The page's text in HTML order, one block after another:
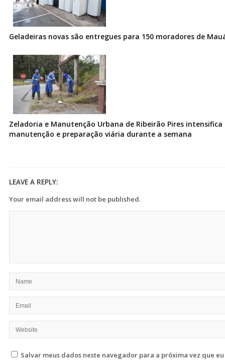
Geladeiras novas são entregues para 150 moradores de
Zeladoria e Manutenção Urbana de Ribeirão Pires intensifica
manutenção e preparação viária durante a semana
LEAVE A REPLY:
Your email address will not be published.
Salvar meus dados neste navegador para a próxima vez que